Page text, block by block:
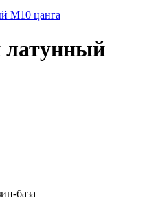
латунный
база